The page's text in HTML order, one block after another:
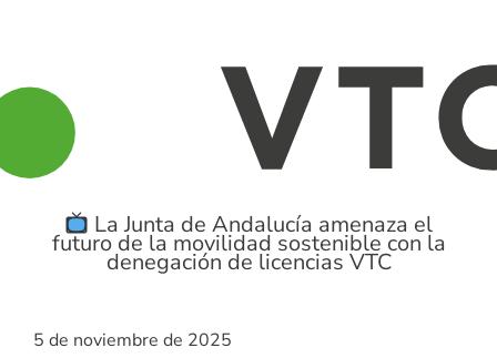
La Junta de Andalucía amenaza el
futuro de la movilidad sostenible con la
denegación de licencias VTC
5 de noviembre de 2025